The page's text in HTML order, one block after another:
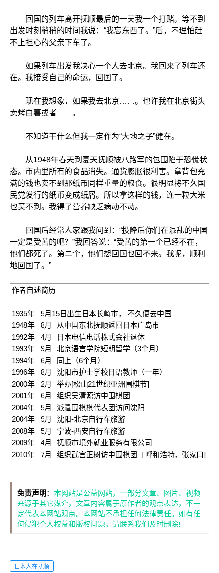
回国的列车离开抚顺最后的一天我一个打赌。等不到
出发时刻稍稍的时间我说：“我忘东西了。”后，不理怕赶
不上担心的父亲下车了。
如果列车出发我决心一个人去北京。我回来了列车还
在。我接受自己的命运，回国了。
现在我想象，如果我去北京……。也许我在北京街头
卖烤白薯或者……。
不知道干什么但我一定作为“大地之子”健在。
从1948年春天到夏天抚顺被八路军的包围陷于恐慌状
态。市内里所有的食品消失。通货膨胀很利害。拿背包充
满的钱也卖不到那纸币同样重量的粮食。很明显将不久国
民党发行的纸币变成纸屑。所以拿这样的钱，连一粒大米
也买不到。我得了营养缺乏病动不动。
回国后经常人家跟我问到：“投降后你们在混乱的中国
一定是受苦的吧？”我回答说：“受苦的第一个已经不在，
他们都死了。第二个，他们想回国也回不来。我呢，顺利
地回国了。”
作者自述简历
1935年 5月15日出生日本长崎市， 不久便去中国
1948年 8月
从中国东北抚顺返回日本广岛市
1992年 4月
日本电信电话株式会社退休
1993年 9月
北京语言学院短期留学（3个月）
1994年 6月
同上（6个月）
1996年 8月
沈阳市护士学校日语教师（一年）
2000年 2月
举办[松山21世纪亚洲围棋节]
2001年 6月
组织吴清源访中围棋团
2004年 5月
派遣围棋棋代表团访问沈阳
2004年 9月
沈阳-北京自行车旅游
2008年 5月
宁波-西安自行车旅游
2009年 4月
抚顺市境外就业服务有限公司
2010年 7月
组织武宫正树访中围棋团 [ 呼和浩特，张家口]
免责声明 ： 本网站是公益网站，一部分文章、图片、视频
来源于其它媒介，文章内容属于原作者的观点表达，不一
定代表本网站观点。本网站不承担任何法律责任。如有任
何侵犯个人权益和版权问题，请联系我们及时删除!
日本人在抚顺